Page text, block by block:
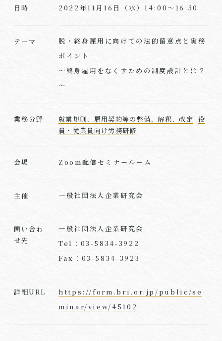
日時 2022年11月16日（水）14:00～16:30
テーマ
脱・終身雇用に向けての法的留意点と実務
ポイント
～終身雇用をなくすための制度設計とは？
～
業務分野 就業規則、雇用契約等の整備、解釈、改定 役
員・従業員向け労務研修
会場 Zoom配信セミナールーム
主催 一般社団法人企業研究会
問い合わ
せ先
一般社団法人企業研究会
Tel：03-5834-3922
Fax：03-5834-3923
詳細URL
https://form.bri.or.jp/public/se
minar/view/45102